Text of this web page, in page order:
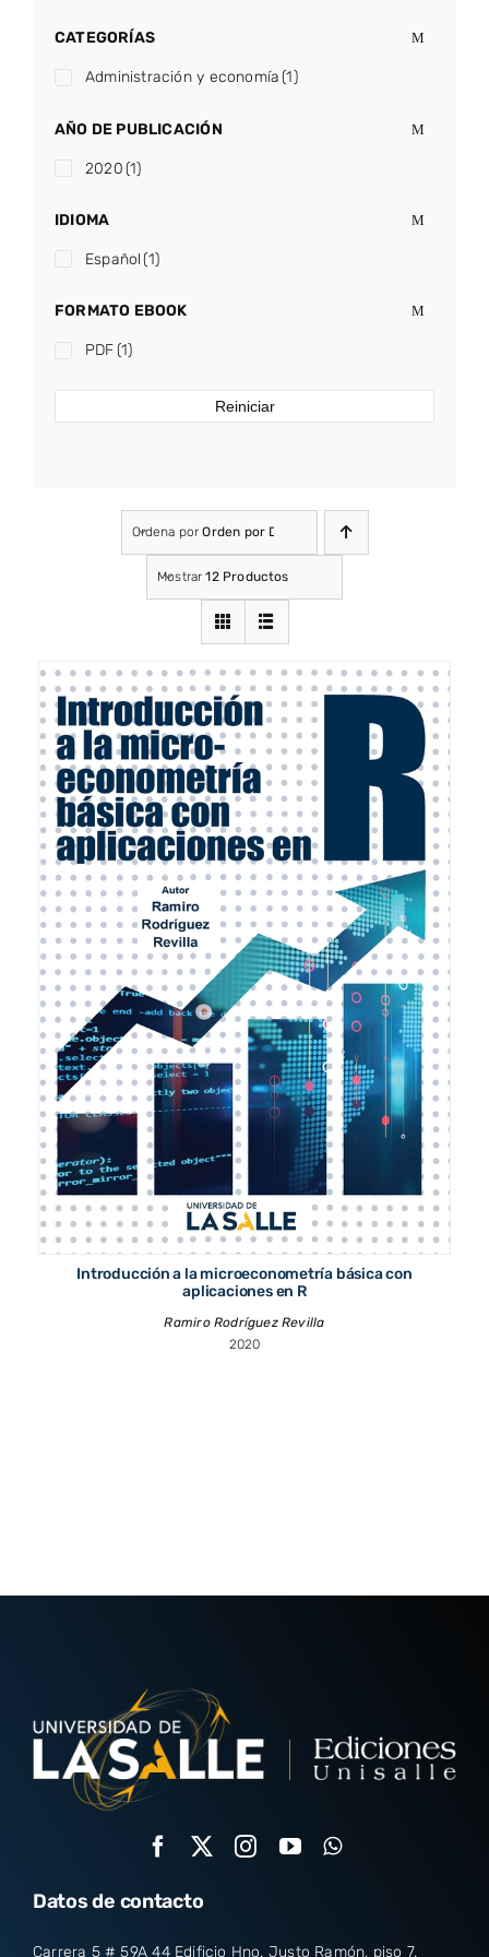
CATEGORÍAS
Administración y economía(1)
AÑO DE PUBLICACIÓN
2020(1)
IDIOMA
Español (1)
FORMATO EBOOK
PDF(1)
Reiniciar
Ordena porOrden por Defecto
Mostrar12 Productos
Introducción a la microeconometría básica con
aplicaciones en R
Ramiro Rodríguez Revilla
2020
Datos de contacto
Carrera 5 # 59A 44 Edificio Hno. Justo Ramón, piso 7.